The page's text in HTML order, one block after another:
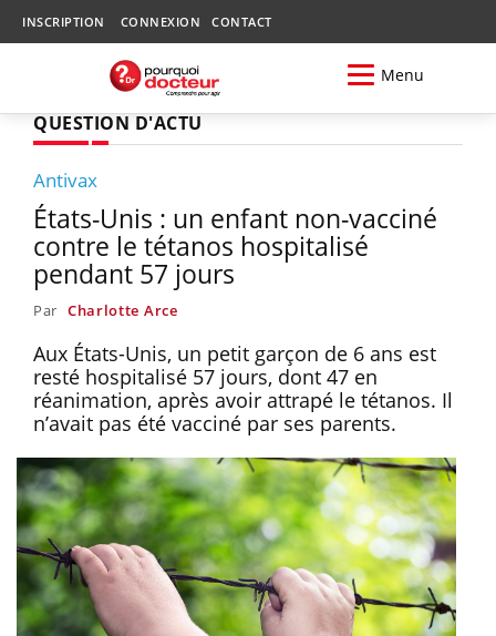
INSCRIPTION CONNEXION CONTACT
Menu
QUESTION D'ACTU
Antivax
États-Unis : un enfant non-vacciné
contre le tétanos hospitalisé
pendant 57 jours
Par Charlotte Arce
Aux États-Unis, un petit garçon de 6 ans est
resté hospitalisé 57 jours, dont 47 en
réanimation, après avoir attrapé le tétanos. Il
n’avait pas été vacciné par ses parents.